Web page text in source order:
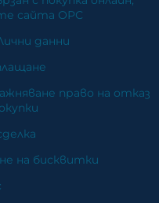
сайта ОРС
данни
право на отказ
на бисквитки